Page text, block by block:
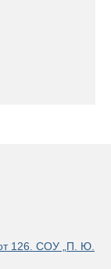
126. СОУ „П. Ю.